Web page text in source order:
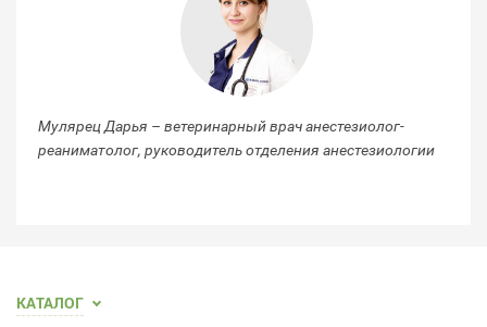
Мулярец Дарья – ветеринарный врач анестезиолог-
реаниматолог, руководитель отделения анестезиологии
КАТАЛОГ